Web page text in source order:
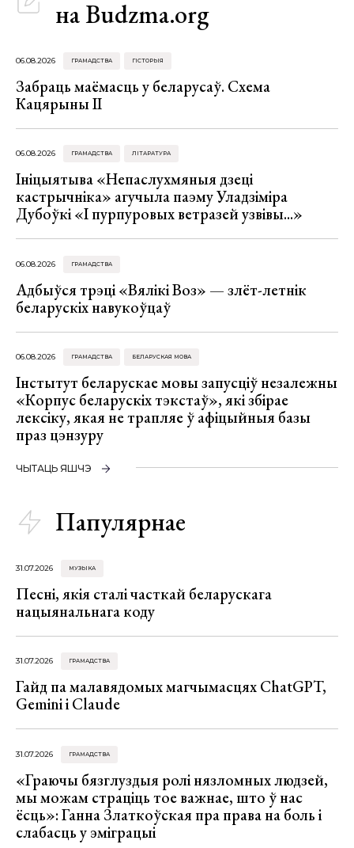
на Budzma.org
06.08.2026 ГРАМАДСТВА ГІСТОРЫЯ
Забраць маёмасць у беларусаў. Схема
Кацярыны ІІ
06.08.2026 ГРАМАДСТВА ЛІТАРАТУРА
Ініцыятыва «Непаслухмяныя дзеці
кастрычніка» агучыла паэму Уладзіміра
Дубоўкі «І пурпуровых ветразей узвівы...»
06.08.2026 ГРАМАДСТВА
Адбыўся трэці «Вялікі Воз» — злёт-летнік
беларускіх навукоўцаў
06.08.2026 ГРАМАДСТВА БЕЛАРУСКАЯ МОВА
Інстытут беларускае мовы запусціў незалежны
«Корпус беларускіх тэкстаў», які збірае
лексіку, якая не трапляе ў афіцыйныя базы
праз цэнзуру
ЧЫТАЦЬ ЯШЧЭ
Папулярнае
31.07.2026 МУЗЫКА
Песні, якія сталі часткай беларускага
нацыянальнага коду
31.07.2026 ГРАМАДСТВА
Гайд па малавядомых магчымасцях ChatGPT,
Gemini і Claude
31.07.2026 ГРАМАДСТВА
«Граючы бязглуздыя ролі нязломных людзей,
мы можам страціць тое важнае, што ў нас
ёсць»: Ганна Златкоўская пра права на боль і
слабасць у эміграцыі